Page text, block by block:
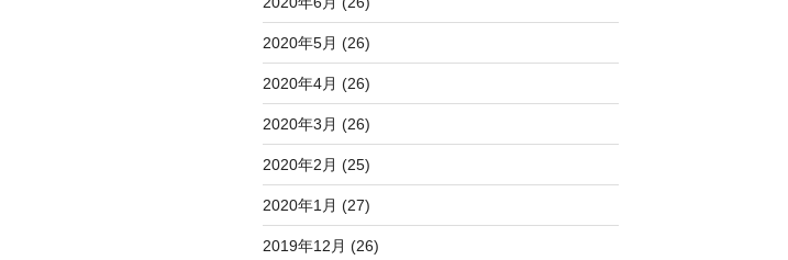
2020年5月 (26)
2020年4月 (26)
2020年3月 (26)
2020年2月 (25)
2020年1月 (27)
2019年12月 (26)